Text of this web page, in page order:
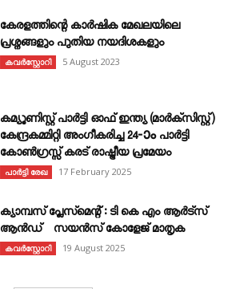
കേരളത്തിന്റെ കാർഷിക മേഖലയിലെ
പ്രശ്നങ്ങളും പുതിയ നയദിശകളും
കവര്‍സ്റ്റോറി 5 August 2023
കമ്യൂണിസ്റ്റ് പാർട്ടി ഓഫ് ഇന്ത്യ (മാർക്സിസ്റ്റ്)
കേന്ദ്രകമ്മിറ്റി അംഗീകരിച്ച 24‐ാം പാർട്ടി
കോൺഗ്രസ്സ് കരട് രാഷ്ട്രീയ പ്രമേയം
പാർട്ടി രേഖ 17 February 2025
ക്യാമ്പസ് പ്ലേസ്മെന്റ് : ടി കെ എം ആർട്സ്
ആൻഡ് സയൻസ് കോളേജ് മാതൃക
കവര്‍സ്റ്റോറി 19 August 2025